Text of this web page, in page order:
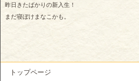
昨日きたばかりの新入生！
まだ寝ぼけまなこかも。
トップページ